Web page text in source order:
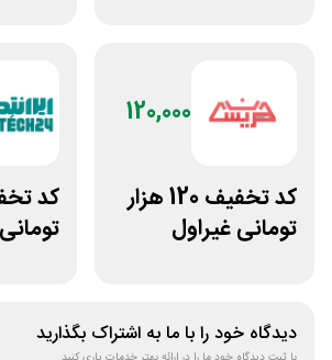
120,000
کد تخفیف 120 هزار
تومانی غیراول
دیدگاه خود را با ما به اشتراک بگذارید